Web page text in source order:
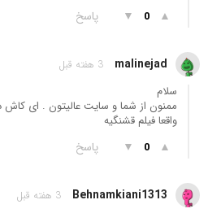
▲
0
▼ پاسخ
malinejad 3 هفته قبل
سلام
ممنون از شما و سایت عالیتون . ای کاش
واقعا فیلم قشنگیه
▲
0
▼ پاسخ
Behnamkiani1313 3 هفته قبل